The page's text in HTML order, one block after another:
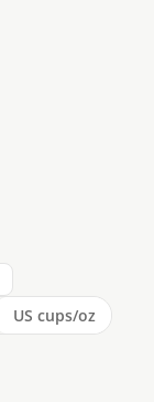
US cups/oz